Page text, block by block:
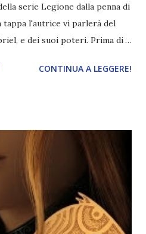
serie Legione dalla penna di
tappa l'autrice vi parlerà del
e dei suoi poteri. Prima di
#1 | 8 Novembre, La legione
#4 | 17 Novembre,
su Destinazione libri Tappa
i poteri mentali di Gabriel
| 23 Novembre, Legione
su The Bookshelf Tappa #7 |
ambientazioni storiche su
CONTINUA A LEGGERE!